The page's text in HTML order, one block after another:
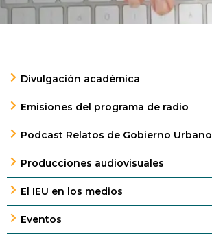
Divulgación académica
Emisiones del programa de radio
Podcast Relatos de Gobierno Urbano
Producciones audiovisuales
El IEU en los medios
Eventos